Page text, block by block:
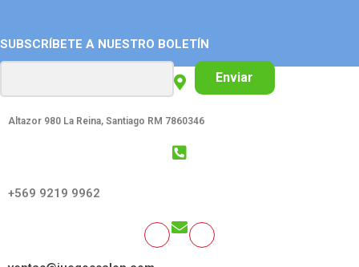
SUBSCRÍBETE A NUESTRO BOLETÍN
Enviar
Altazor 980 La Reina, Santiago RM 7860346
+569 9219 9962